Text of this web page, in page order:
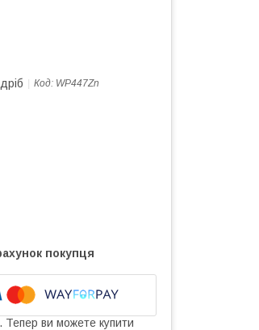
Код: WP447Zn
покупця
Тепер ви можете купити